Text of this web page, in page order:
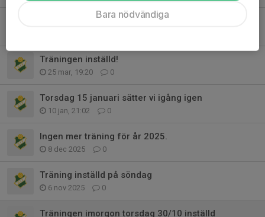
Träning utomhus
Träningen inställd!
25 mar, 19:20 0
Torsdag 15 januari sätter vi igång igen
10 jan, 21:02 0
Ingen mer träning för år 2025.
8 dec 2025 0
Träning inställd på söndag
6 nov 2025 0
Träningen imorgon torsdag 30/10 inställd
Bara nödvändiga